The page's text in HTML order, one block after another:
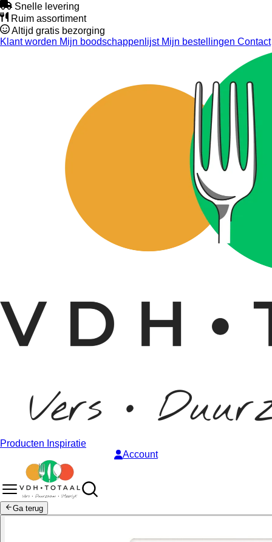
Snelle levering
Ruim assortiment
Altijd gratis bezorging
Klant worden Mijn boodschappenlijstMijn bestellingen Contact
Producten Inspiratie
Account
Ga terug